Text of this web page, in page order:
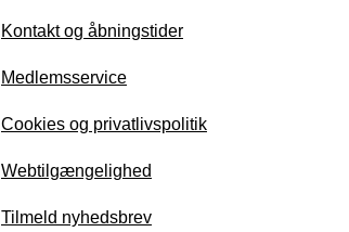
Kontakt og åbningstider
Medlemsservice
Cookies og privatlivspolitik
Webtilgængelighed
Tilmeld nyhedsbrev